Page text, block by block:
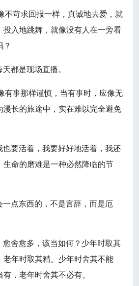
不苛求回报一样，真诚地去爱，就
投入地跳舞，就像没有人在一旁看
都是现场直播。
有事那样谨慎，当有事时，应像无
漫长的旅途中，实在难以完全避免
要活着，我要好好地活着，我还
生命的磨难是一种必然降临的节
点东西的，不是言辞，而是厄
舍愈多，该当如何？少年时取其
老年时取其精。少年时舍其不能
，老年时舍其不必有。